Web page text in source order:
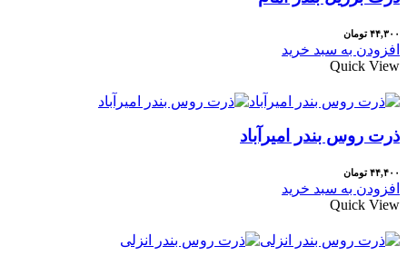
۴۴,۳۰۰ تومان
افزودن به سبد خرید
Quick View
ذرت روس بندر امیرآباد
۴۴,۴۰۰ تومان
افزودن به سبد خرید
Quick View